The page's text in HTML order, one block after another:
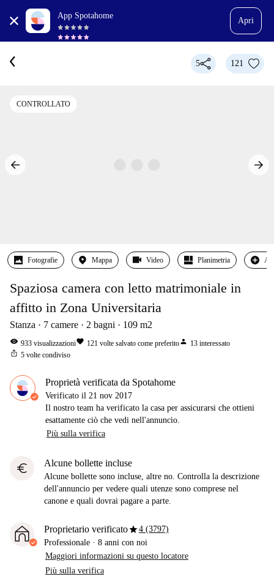
App Spotahome
Apri
5 121
CONTROLLATO
Fotografie Mappa Video Planimetria
Spaziosa camera con letto matrimoniale in
affitto in Zona Universitaria
Stanza 7 camere 2 bagni 109 m2
visibility 933 visualizzazionifavorite 121 volte salvato come preferitoperson 13 interessato
ios_share 5 volte condiviso
Proprietà verificata da Spotahome
Verificato il 21 nov 2017
Il nostro team ha verificato la casa per assicurarsi che ottieni
esattamente ciò che vedi nell'annuncio.
Più sulla verifica
euro Alcune bollette incluse
Alcune bollette sono incluse, altre no. Controlla la descrizione
dell'annuncio per vedere quali utenze sono comprese nel
canone e quali dovrai pagare a parte.
Proprietario verificatostar4 (3797)
Professionale · 8 anni con noi
Maggiori informazioni su questo locatore
Più sulla verifica